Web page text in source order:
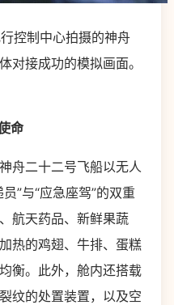
控制中心拍摄的神舟
对接成功的模拟画面。
命
二十二号飞船以无人
”与“应急座驾”的双重
航天药品、新鲜果蔬
热的鸡翅、牛排、蛋糕
衡。此外，舱内还搭载
纹的处置装置，以及空